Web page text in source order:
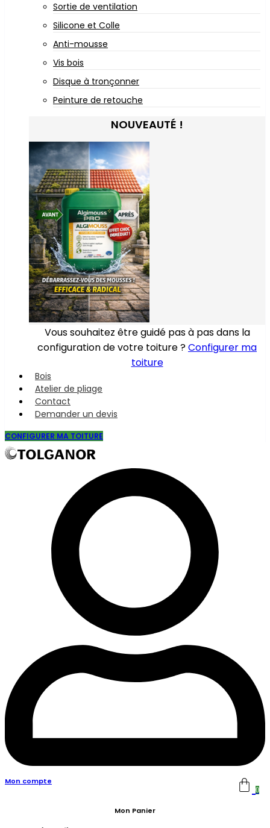
Sortie de ventilation
Silicone et Colle
Anti-mousse
Vis bois
Disque à tronçonner
Peinture de retouche
NOUVEAUTÉ !
Vous souhaitez être guidé pas à pas dans la
configuration de votre toiture ?Configurer ma
toiture
Bois
Atelier de pliage
Contact
Demander un devis
CONFIGURER MA TOITURE
Mon compte
0
Mon Panier